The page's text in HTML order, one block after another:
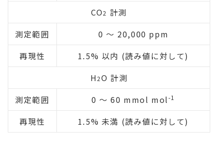
CO2 計測
測定範囲
0 ～ 20,000 ppm
再現性
1.5% 以内 (読み値に対して)
H2O 計測
測定範囲
0 ～ 60 mmol mol-1
再現性 1.5% 未満 (読み値に対して)